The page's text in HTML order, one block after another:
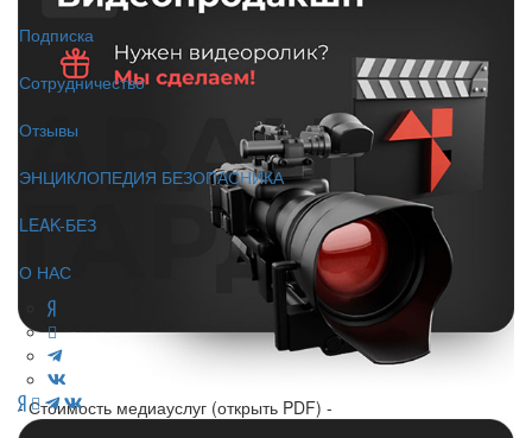
Подписка
Сотрудничество
Отзывы
ЭНЦИКЛОПЕДИЯ БЕЗОПАСНИКА
LEAK-БЕЗ
О НАС
- Стоимость медиауслуг (открыть PDF) -